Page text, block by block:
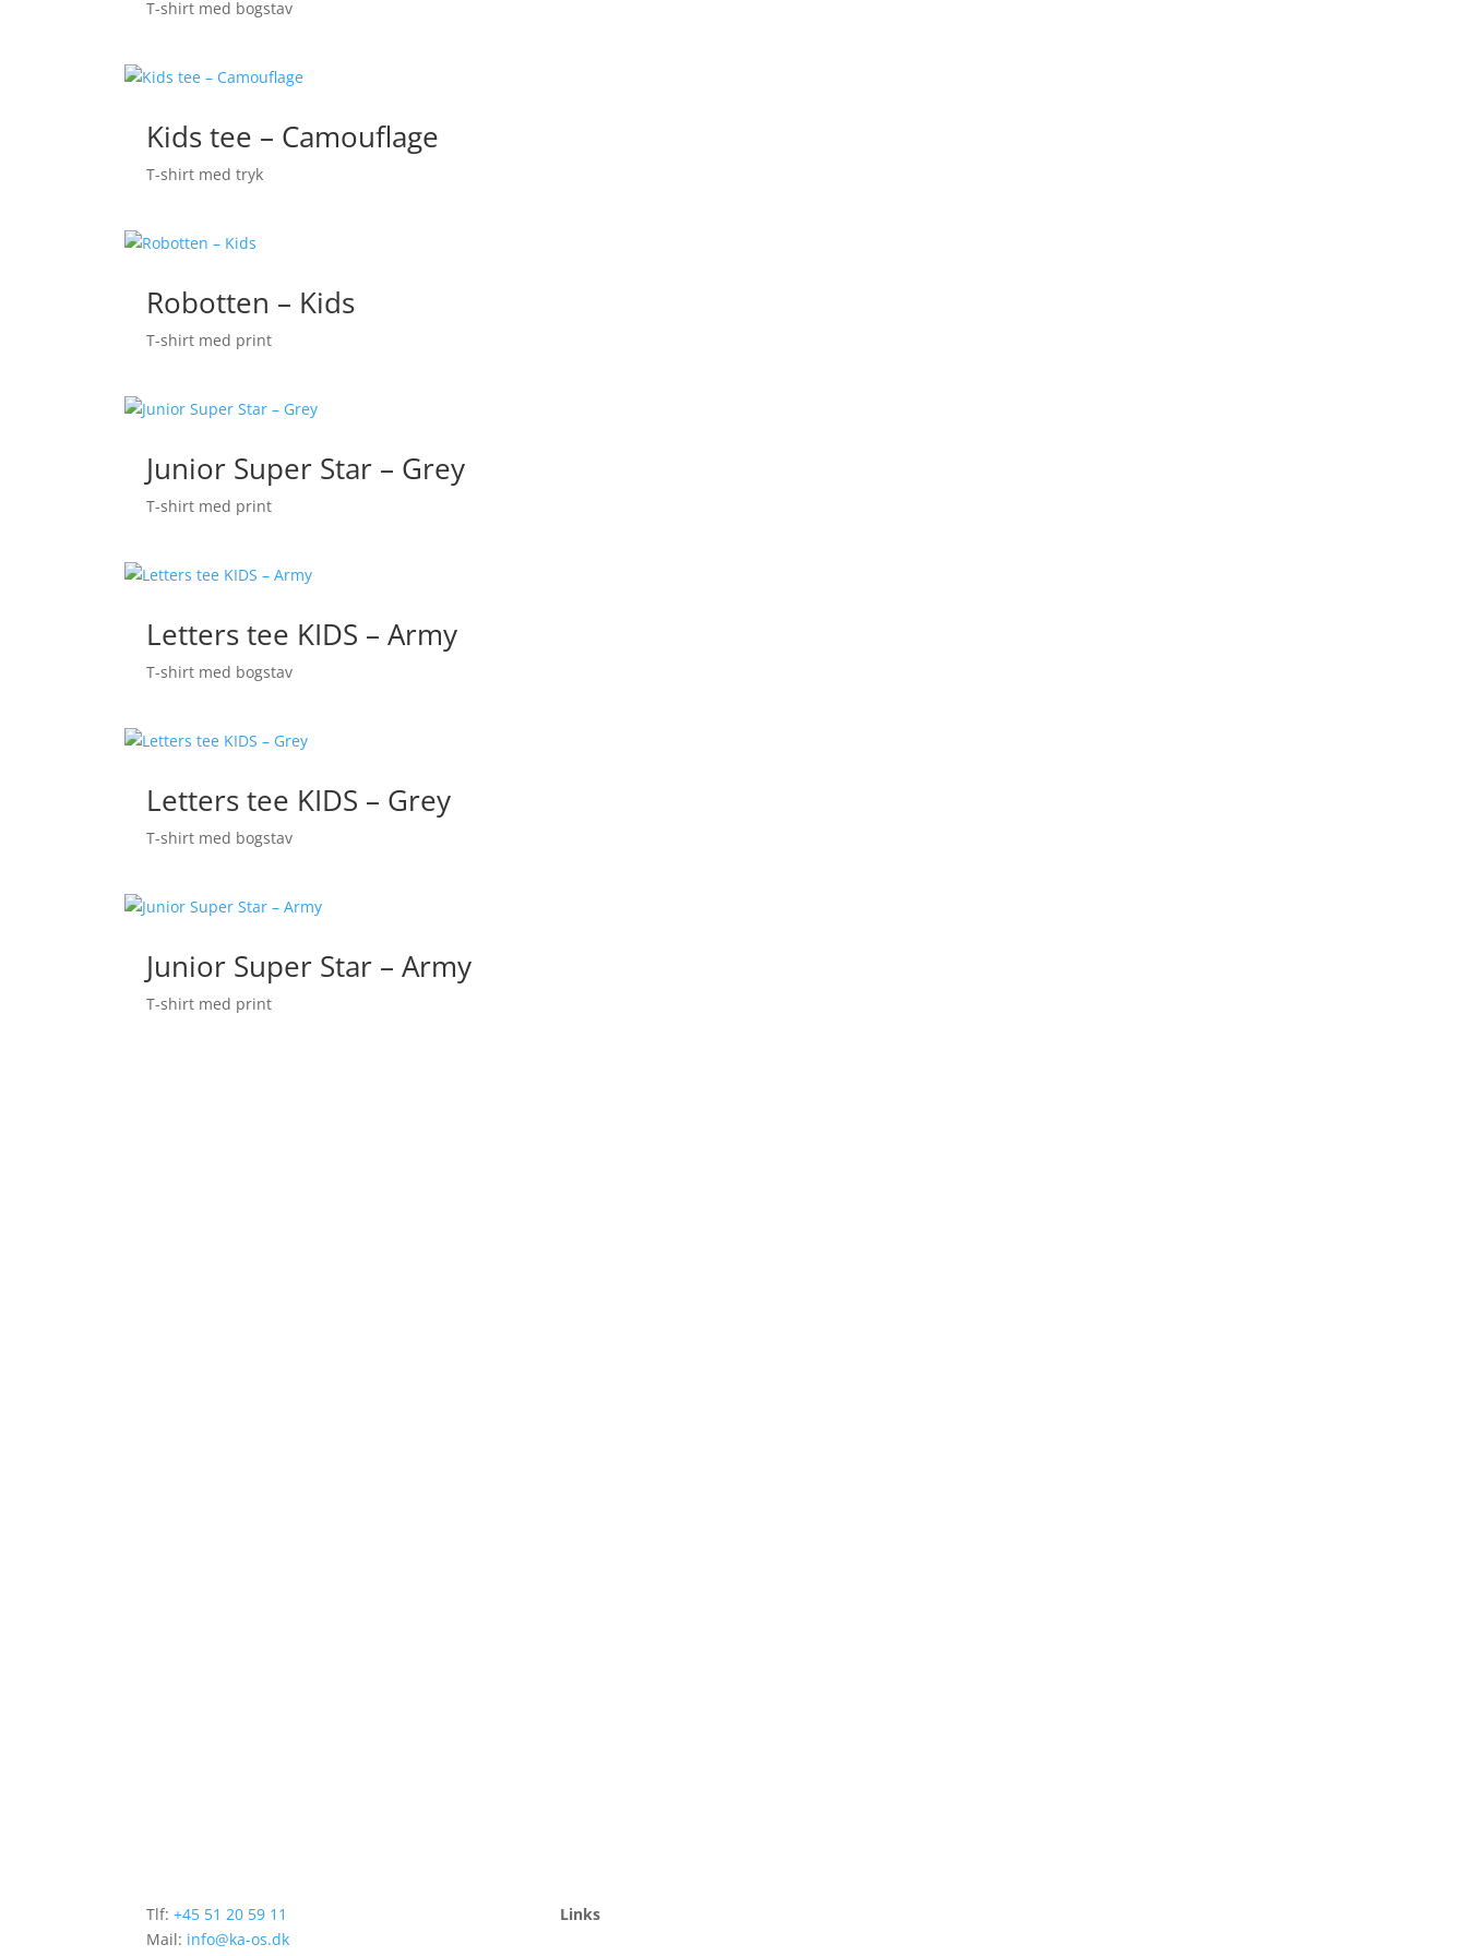
T-shirt med bogstav
Kids tee – Camouflage
T-shirt med tryk
Robotten – Kids
T-shirt med print
Junior Super Star – Grey
T-shirt med print
Letters tee KIDS – Army
T-shirt med bogstav
Letters tee KIDS – Grey
T-shirt med bogstav
Junior Super Star – Army
T-shirt med print
Tlf:+45 51 20 59 11
Mail: info@ka-os.dk
Links